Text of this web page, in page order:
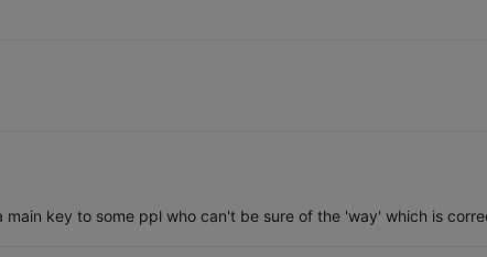
key to some ppl who can't be sure of the 'way' which is